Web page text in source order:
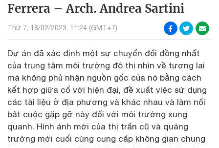
Ferrera – Arch. Andrea Sartini
Thứ 7, 18/02/2023, 11:24 (GMT+7)
Dự án đã xác định một sự chuyển đổi đồng nhất
của trung tâm môi trường đô thị nhìn về tương lai
mà không phủ nhận nguồn gốc của nó bằng cách
kết hợp giữa cổ với hiện đại, đề xuất việc sử dụng
các tài liệu ở địa phương và khác nhau và làm nổi
bật cuộc gặp gỡ này đối với môi trường xung
quanh. Hình ảnh mới của thị trấn cũ và quảng
trường mới cuối cùng cung cấp không gian chung